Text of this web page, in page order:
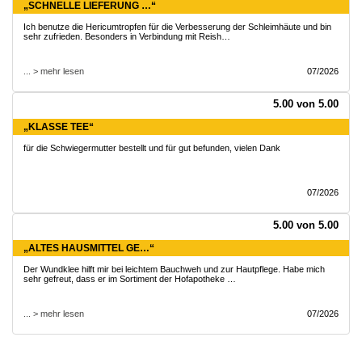
„SCHNELLE LIEFERUNG …“
Ich benutze die Hericumtropfen für die Verbesserung der Schleimhäute und bin
sehr zufrieden. Besonders in Verbindung mit Reish…
... > mehr lesen 07/2026
5.00 von 5.00
„KLASSE TEE“
für die Schwiegermutter bestellt und für gut befunden, vielen Dank
07/2026
5.00 von 5.00
„ALTES HAUSMITTEL GE…“
Der Wundklee hilft mir bei leichtem Bauchweh und zur Hautpflege. Habe mich
sehr gefreut, dass er im Sortiment der Hofapotheke …
... > mehr lesen 07/2026